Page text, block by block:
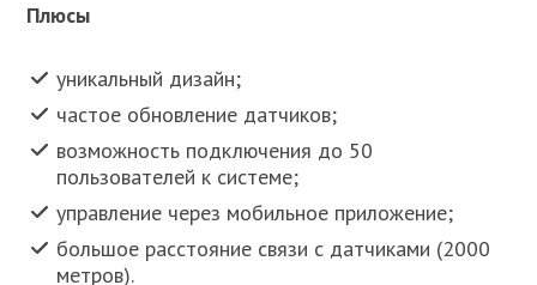
Плюсы
уникальный дизайн;
частое обновление датчиков;
возможность подключения до 50
пользователей к системе;
управление через мобильное приложение;
большое расстояние связи с датчиками (2000
метров).